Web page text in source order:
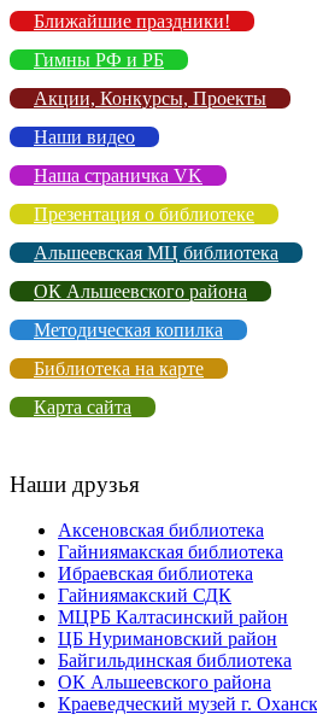
Ближайшие праздники!
Гимны РФ и РБ
Акции, Конкурсы, Проекты
Наши видео
Наша страничка VK
Презентация о библиотеке
Альшеевская МЦ библиотека
ОК Альшеевского района
Методическая копилка
Библиотека на карте
Карта сайта
Наши друзья
Аксеновская библиотека
Гайниямакская библиотека
Ибраевская библиотека
Гайниямакский СДК
МЦРБ Калтасинский район
ЦБ Нуримановский район
Байгильдинская библиотека
ОК Альшеевского района
Краеведческий музей г. Оханск